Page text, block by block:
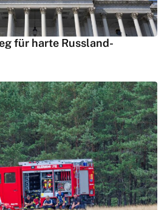
für harte Russland-